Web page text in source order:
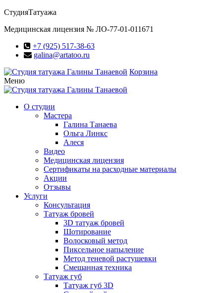
СтудияТатуажа
Медицинская лицензия № ЛО-77-01-011671
+7 (925) 517-38-63
galina@artatoo.ru
Корзина
Меню
О студии
Мастера
Галина Танаева
Ольга Линкс
Алеся
Видео
Медицинская лицензия
Сертификаты на расходные материалы
Акции
Отзывы
Услуги
Консультация
Татуаж бровей
3D татуаж бровей
Шотирование
Волосковый метод
Пиксельное напыление
Метод теневой растушевки
Смешанная техника
Татуаж губ
Татуаж губ 3D